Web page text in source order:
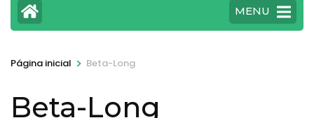
MENU
Página inicial > Beta-Long
Beta-Long